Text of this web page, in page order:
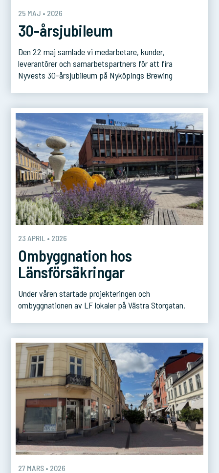
25 MAJ • 2026
30-årsjubileum
Den 22 maj samlade vi medarbetare, kunder,
leverantörer och samarbetspartners för att fira
Nyvests 30-årsjubileum på Nyköpings Brewing
23 APRIL • 2026
Ombyggnation hos
Länsförsäkringar
Under våren startade projekteringen och
ombyggnationen av LF lokaler på Västra Storgatan.
27 MARS • 2026